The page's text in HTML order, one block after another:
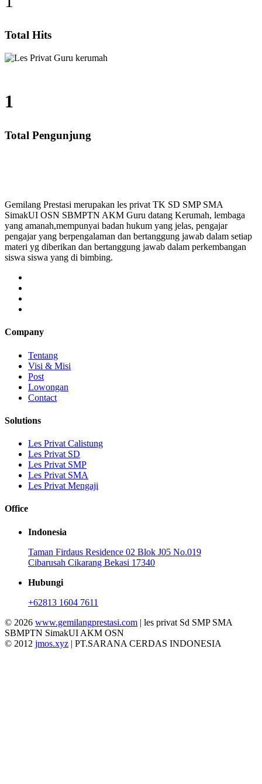
Total Hits
1
Total Pengunjung
Gemilang Prestasi merupakan les privat TK SD SMP SMA
SimakUI OSN SBMPTN AKM Guru datang Kerumah, lembaga
yang amanah,mempunyai badan hukum yang jelas, pengajar
pengajar yang berpengalaman dan bertanggung jawab dalam setiap
materi yg diberikan dan bertanggung jawab dalam perkembangan
siswa siswa yang di bimbing.
Company
Tentang
Visi & Misi
Post
Lowongan
Contact
Solutions
Les Privat Calistung
Les Privat SD
Les Privat SMP
Les Privat SMA
Les Privat Mengaji
Office
Indonesia
Taman Firdaus Residence 02 Blok J05 No.019
Cibarusah Cikarang Bekasi 17340
Hubungi
+62813 1604 7611
© 2026 www.gemilangprestasi.com | les privat Sd SMP SMA
SBMPTN SimakUI AKM OSN
© 2012 jmos.xyz | PT.SARANA CERDAS INDONESIA